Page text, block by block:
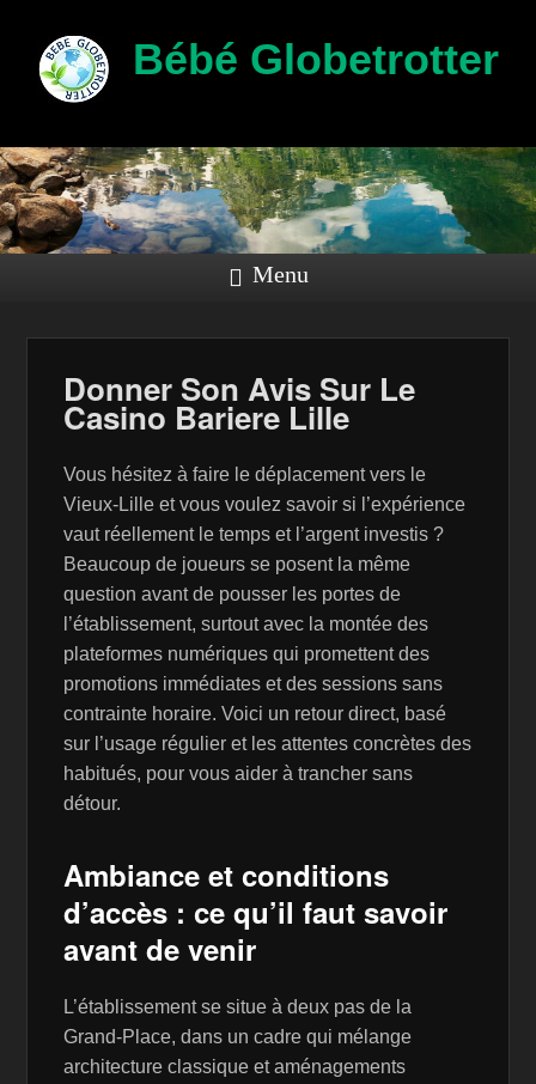
Bébé Globetrotter
Menu
Donner Son Avis Sur Le
Casino Bariere Lille
Vous hésitez à faire le déplacement vers le
Vieux-Lille et vous voulez savoir si l’expérience
vaut réellement le temps et l’argent investis ?
Beaucoup de joueurs se posent la même
question avant de pousser les portes de
l’établissement, surtout avec la montée des
plateformes numériques qui promettent des
promotions immédiates et des sessions sans
contrainte horaire. Voici un retour direct, basé
sur l’usage régulier et les attentes concrètes des
habitués, pour vous aider à trancher sans
détour.
Ambiance et conditions
d’accès : ce qu’il faut savoir
avant de venir
L’établissement se situe à deux pas de la
Grand-Place, dans un cadre qui mélange
architecture classique et aménagements